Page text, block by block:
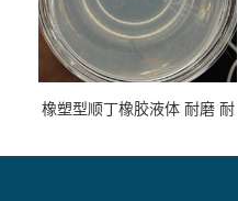
橡塑型顺丁橡胶液体 耐磨 耐